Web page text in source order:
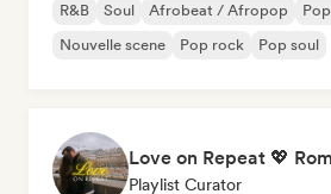
R&B Soul Afrobeat / Afropop
Nouvelle scene
Pop rock Pop soul
Playlist Curator